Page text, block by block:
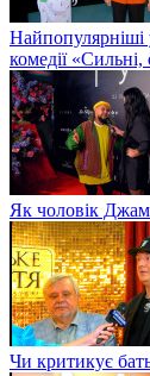
Найпопулярніші
комедії «Сильні,
Як чоловік
Чи критикує